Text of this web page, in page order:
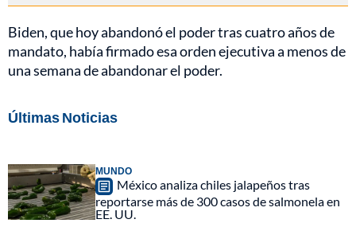
Biden, que hoy abandonó el poder tras cuatro años de
mandato, había firmado esa orden ejecutiva a menos de
una semana de abandonar el poder.
Últimas Noticias
MUNDO
México analiza chiles jalapeños tras
reportarse más de 300 casos de salmonela en
EE. UU.